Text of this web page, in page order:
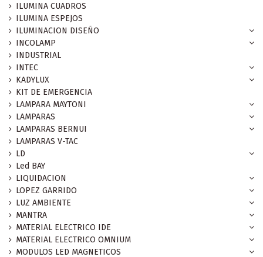
ILUMINA CUADROS
ILUMINA ESPEJOS
ILUMINACION DISEÑO
INCOLAMP
INDUSTRIAL
INTEC
KADYLUX
KIT DE EMERGENCIA
LAMPARA MAYTONI
LAMPARAS
LAMPARAS BERNUI
LAMPARAS V-TAC
LD
Led BAY
LIQUIDACION
LOPEZ GARRIDO
LUZ AMBIENTE
MANTRA
MATERIAL ELECTRICO IDE
MATERIAL ELECTRICO OMNIUM
MODULOS LED MAGNETICOS